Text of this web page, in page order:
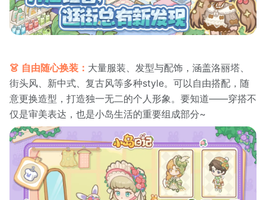
👗 自由随心换装： 大量服装、发型与配饰，涵盖洛丽塔、
街头风、新中式、复古风等多种style。可以自由搭配，随
意更换造型，打造独一无二的个人形象。要知道——穿搭不
仅是审美表达，也是小岛生活的重要组成部分~